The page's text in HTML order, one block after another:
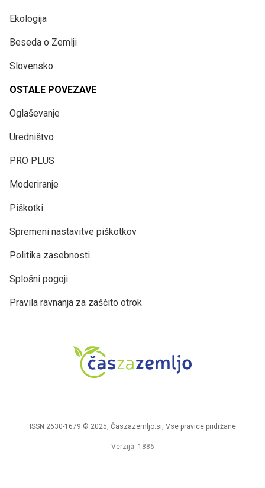
Ekologija
Beseda o Zemlji
Slovensko
OSTALE POVEZAVE
Oglaševanje
Uredništvo
PRO PLUS
Moderiranje
Piškotki
Spremeni nastavitve piškotkov
Politika zasebnosti
Splošni pogoji
Pravila ravnanja za zaščito otrok
ISSN 2630-1679 © 2025, Časzazemljo.si, Vse pravice pridržane
Verzija: 1886